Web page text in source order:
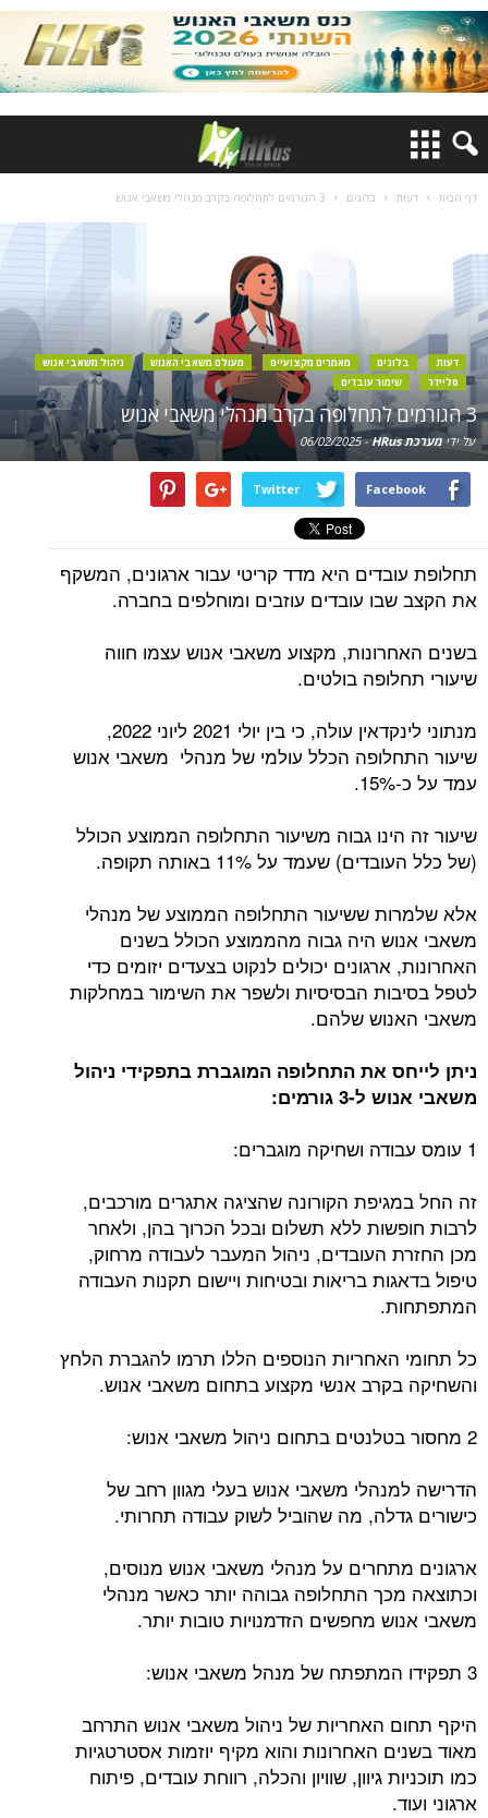
דף הבית דעות בלוגים 3 הגורמים לתחלופה בקרב מנהלי משאבי אנוש
דעות בלוגים מאמרים מקצועיים מעולם משאבי האנוש
ניהול משאבי אנוש
סליידר
שימור עובדים
3 הגורמים לתחלופה בקרב מנהלי משאבי אנוש
על ידי מערכת HRus -
06/02/2025
Facebook
Twitter
תחלופת עובדים היא מדד קריטי עבור ארגונים, המשקף
את הקצב שבו עובדים עוזבים ומוחלפים בחברה.
בשנים האחרונות, מקצוע משאבי אנוש עצמו חווה
שיעורי תחלופה בולטים.
מנתוני לינקדאין עולה, כי בין יולי 2021 ליוני 2022,
שיעור התחלופה הכלל עולמי של מנהלי משאבי אנוש
עמד על כ-15%.
שיעור זה הינו גבוה משיעור התחלופה הממוצע הכולל
(של כלל העובדים) שעמד על 11% באותה תקופה.
אלא שלמרות ששיעור התחלופה הממוצע של מנהלי
משאבי אנוש היה גבוה מהממוצע הכולל בשנים
האחרונות, ארגונים יכולים לנקוט בצעדים יזומים כדי
לטפל בסיבות הבסיסיות ולשפר את השימור במחלקות
משאבי האנוש שלהם.
ניתן לייחס את התחלופה המוגברת בתפקידי ניהול
משאבי אנוש ל-3 גורמים:
1 עומס עבודה ושחיקה מוגברים:
זה החל במגיפת הקורונה שהציגה אתגרים מורכבים,
לרבות חופשות ללא תשלום ובכל הכרוך בהן, ולאחר
מכן החזרת העובדים, ניהול המעבר לעבודה מרחוק,
טיפול בדאגות בריאות ובטיחות ויישום תקנות העבודה
המתפתחות.
כל תחומי האחריות הנוספים הללו תרמו להגברת הלחץ
והשחיקה בקרב אנשי מקצוע בתחום משאבי אנוש.
2 מחסור בטלנטים בתחום ניהול משאבי אנוש:
הדרישה למנהלי משאבי אנוש בעלי מגוון רחב של
כישורים גדלה, מה שהוביל לשוק עבודה תחרותי.
ארגונים מתחרים על מנהלי משאבי אנוש מנוסים,
וכתוצאה מכך התחלופה גבוהה יותר כאשר מנהלי
משאבי אנוש מחפשים הזדמנויות טובות יותר.
3 תפקידו המתפתח של מנהל משאבי אנוש:
היקף תחום האחריות של ניהול משאבי אנוש התרחב
מאוד בשנים האחרונות והוא מקיף יוזמות אסטרטגיות
כמו תוכניות גיוון, שוויון והכלה, רווחת עובדים, פיתוח
ארגוני ועוד.